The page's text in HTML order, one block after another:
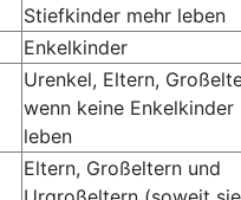
Stiefkinder mehr leben
Enkelkinder
Urenkel, Eltern,
wenn keine Enkelkinder
leben
Eltern, Großeltern und